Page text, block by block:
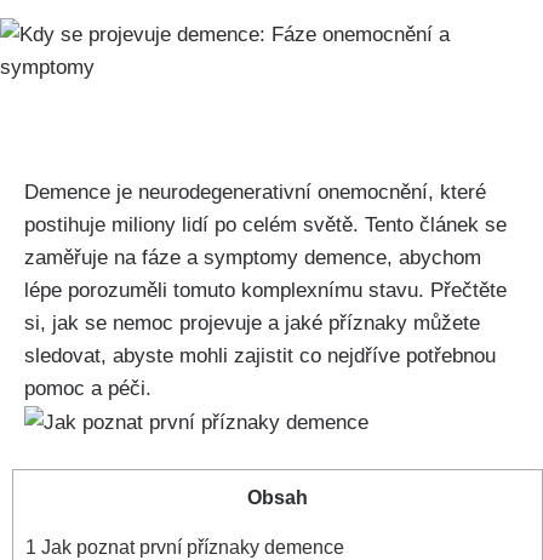
Demence je neurodegenerativní onemocnění, které
postihuje miliony lidí po celém světě. Tento článek se
zaměřuje na fáze a symptomy demence, abychom
lépe porozuměli tomuto komplexnímu stavu. Přečtěte
si, jak se nemoc projevuje a jaké příznaky můžete
sledovat, abyste mohli zajistit co nejdříve potřebnou
pomoc a péči.
Obsah
1 Jak poznat první příznaky demence